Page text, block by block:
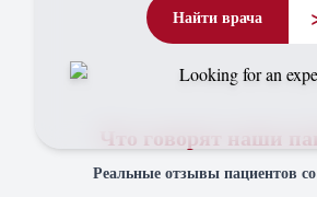
Найти врача
Что говорят наши
Реальные отзывы пациентов